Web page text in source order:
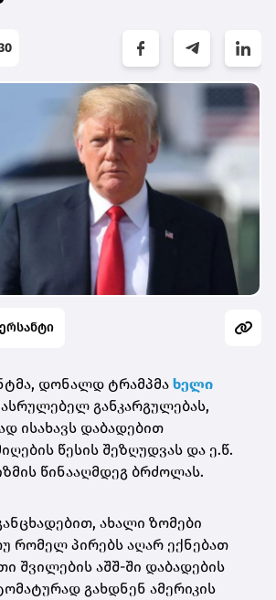
დონალდ ტრამპმა ხელი
განკარგულებას,
ისახავს დაბადებით
წესის შეზღუდვას და ე.წ.
წინააღმდეგ ბრძოლას.
ახალი ზომები
რომელ პირებს აღარ ექნებათ
შვილების აშშ-ში დაბადების
გახდნენ ამერიკის